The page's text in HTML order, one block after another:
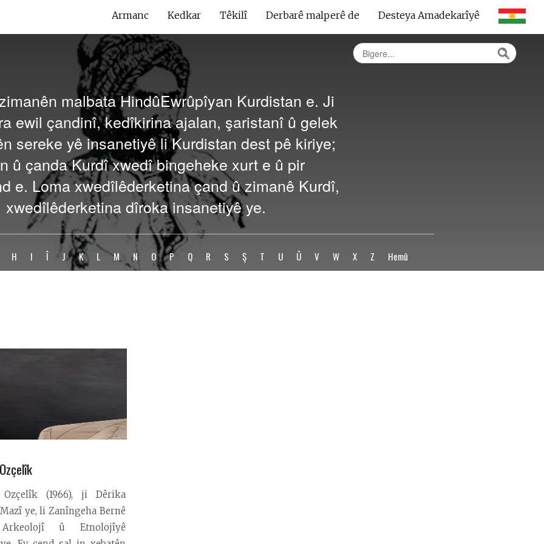
Desteya Amadekarîyê
Derbarê malperê de
Têkilî
Kedkar
Armanc
malbata HindûEwrûpîyan Kurdistan e. Ji
ewil çandinî, kedîkirina ajalan, şaristanî û gelek
sereke yê insanetiyê li Kurdistan dest pê kiriye;
û çanda Kurdî xwedî bingeheke xurt e û pir
e. Loma xwedîlêderketina çand û zimanê Kurdî,
xwedîlêderketina dîroka insanetiyê ye.
H I Î J K L M N O P Q R S Ş T U Û V W X Z Hemû
Ozçelîk (1966), ji Dêrika
ye, li Zanîngeha Bernê
û Etnolojîyê